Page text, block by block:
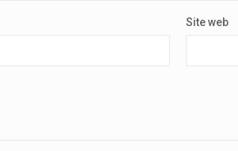
Site web